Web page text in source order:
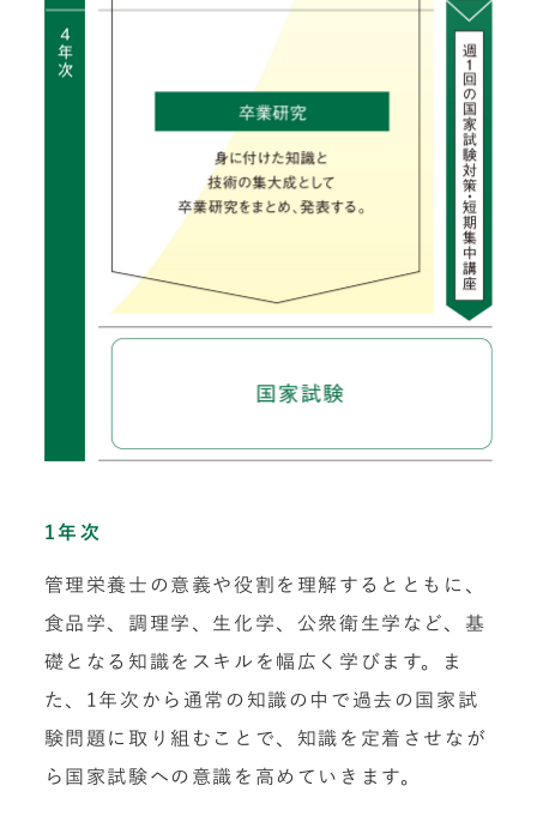
1年次
管理栄養士の意義や役割を理解するとともに、
食品学、調理学、生化学、公衆衛生学など、基
礎となる知識をスキルを幅広く学びます。ま
た、1年次から通常の知識の中で過去の国家試
験問題に取り組むことで、知識を定着させなが
ら国家試験への意識を高めていきます。